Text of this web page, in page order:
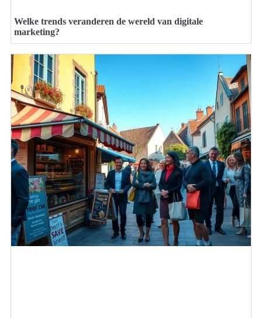
Welke trends veranderen de wereld van digitale
marketing?